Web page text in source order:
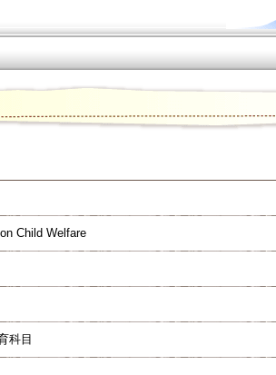
Child Welfare
科目